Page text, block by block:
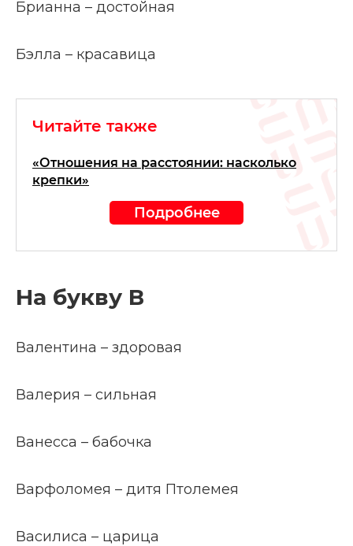
Брианна – достойная
Бэлла – красавица
Читайте также
«Отношения на расстоянии: насколько
крепки»
Подробнее
На букву В
Валентина – здоровая
Валерия – сильная
Ванесса – бабочка
Варфоломея – дитя Птолемея
Василиса – царица